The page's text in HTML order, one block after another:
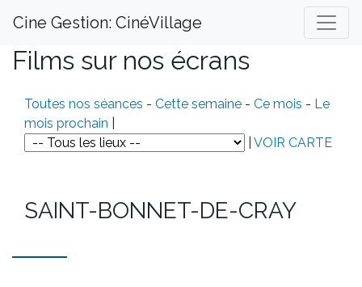
Cine Gestion: CinéVillage
Films sur nos écrans
Toutes nos séances - Cette semaine - Ce mois - Le
mois prochain
VOIR CARTE
SAINT-BONNET-DE-CRAY